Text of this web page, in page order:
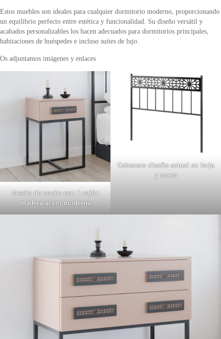
Estos muebles son ideales para cualquier dormitorio moderno, proporcionando
un equilibrio perfecto entre estética y funcionalidad. Su diseño versátil y
acabados personalizables los hacen adecuados para dormitorios principales,
habitaciones de huéspedes e incluso suites de lujo.
Os adjuntamos imágenes y enlaces
Mesita de noche con 1 cajón
madera acero moderna
Cabecero diseño actual en forja
y acero